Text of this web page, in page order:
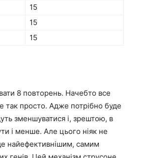
15
15
15
8 повторень. Начебто все
так просто. Адже потрібно буде
зменшуватися і, зрештою, в
і менше. Але цього ніяк не
найефективнішим, самим